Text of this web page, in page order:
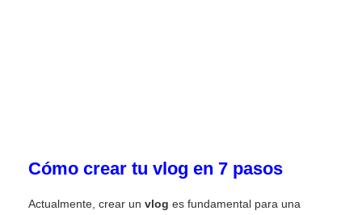
Cómo crear tu vlog en 7 pasos
Actualmente, crear un vlog es fundamental para una